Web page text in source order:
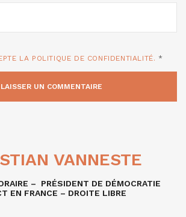
LA POLITIQUE DE CONFIDENTIALITÉ. *
VANNESTE
– PRÉSIDENT DE DÉMOCRATIE
EN FRANCE – DROITE LIBRE